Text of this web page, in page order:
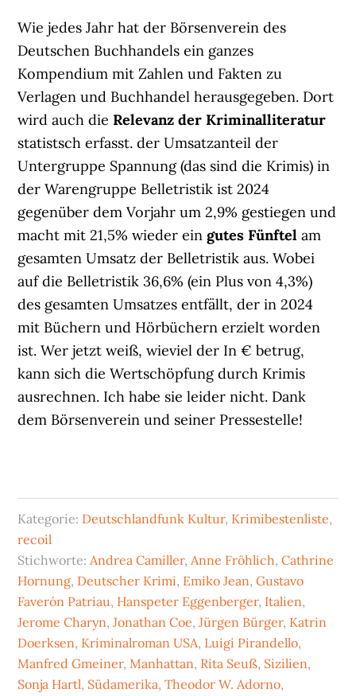
Wie jedes Jahr hat der Börsenverein des
Deutschen Buchhandels ein ganzes
Kompendium mit Zahlen und Fakten zu
Verlagen und Buchhandel herausgegeben. Dort
wird auch dieRelevanz der Kriminalliteratur
statistsch erfasst. der Umsatzanteil der
Untergruppe Spannung (das sind die Krimis) in
der Warengruppe Belletristik ist 2024
gegenüber dem Vorjahr um 2,9% gestiegen und
macht mit 21,5% wieder eingutes Fünftel am
gesamten Umsatz der Belletristik aus. Wobei
auf die Belletristik 36,6% (ein Plus von 4,3%)
des gesamten Umsatzes entfällt, der in 2024
mit Büchern und Hörbüchern erzielt worden
ist. Wer jetzt weiß, wieviel der In € betrug,
kann sich die Wertschöpfung durch Krimis
ausrechnen. Ich habe sie leider nicht. Dank
dem Börsenverein und seiner Pressestelle!
Kategorie: Deutschlandfunk Kultur, Krimibestenliste,
recoil
Stichworte:Andrea Camiller,Anne Fröhlich,Cathrine
Hornung, Deutscher Krimi, Emiko Jean,Gustavo
Faverón Patriau, Hanspeter Eggenberger, Italien,
Jerome Charyn,Jonathan Coe,Jürgen Bürger, Katrin
Doerksen, Kriminalroman USA, Luigi Pirandello,
Manfred Gmeiner,Manhattan, Rita Seuß, Sizilien,
Sonja Hartl, Südamerika,Theodor W. Adorno,